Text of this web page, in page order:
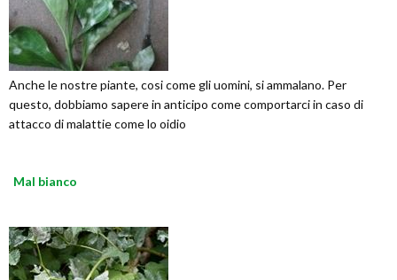
Anche le nostre piante, cosi come gli uomini, si ammalano. Per
questo, dobbiamo sapere in anticipo come comportarci in caso di
attacco di malattie come lo oidio
Mal bianco